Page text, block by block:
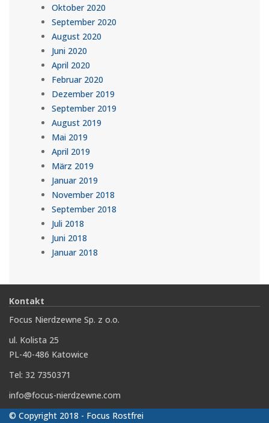
Oktober 2020
September 2020
August 2020
Juni 2020
April 2020
Februar 2020
Dezember 2019
September 2019
August 2019
Mai 2019
April 2019
März 2019
Januar 2019
November 2018
September 2018
Juli 2018
Juni 2018
Januar 2018
Kontakt
Focus Nierdzewne Sp. z o.o.
ul. Kolista 25
PL-40-486 Katowice
Tel: 32 7350371
info@focus-nierdzewne.com
© Copyright 2018 - Focus Rostfrei